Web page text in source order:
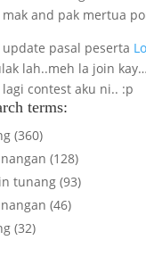
and pak mertua
pasal peserta
lah..meh la join
contest aku ni.. :p
terms:
(360)
(128)
tunang (93)
(46)
(32)